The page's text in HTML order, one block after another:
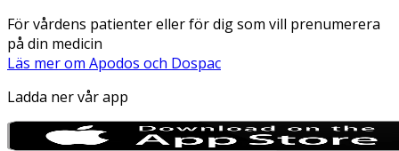
För vårdens patienter eller för dig som vill prenumerera
på din medicin
Läs mer om Apodos och Dospac
Ladda ner vår app